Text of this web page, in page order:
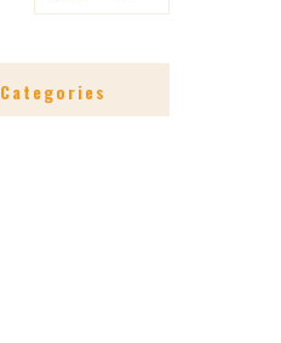
Categories